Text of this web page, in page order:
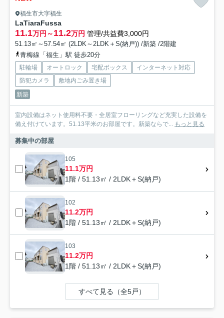
福生市大字福生
LaTiaraFussa
11.1万円～11.2万円 管理/共益費3,000円
51.13㎡～57.54㎡ (2LDK～2LDK＋S(納戸)) /新築 /2階建
青梅線「福生」駅 徒歩20分
駐輪場 オートロック 宅配ボックス
インターネット対応
防犯カメラ
敷地内ごみ置き場
新築
室内設備はネット使用料不要・全居室フローリングなど充実した設備を
備え付けています。51.13平米のお部屋です。新築ならで...
もっと見る
募集中の部屋
105
11.1万円
1階 / 51.13㎡ / 2LDK＋S(納戸)
102
11.2万円
1階 / 51.13㎡ / 2LDK＋S(納戸)
103
11.2万円
1階 / 51.13㎡ / 2LDK＋S(納戸)
すべて見る（全5戸）